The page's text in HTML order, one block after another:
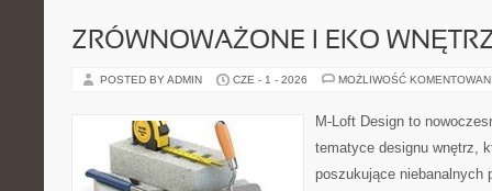
ZRÓWNOWAŻONE I EKO
POSTED BY ADMIN CZE - 1 - 2026 MOŻLIWOŚĆ
M-Loft Design to
tematyce designu wnętrz,
poszukujące niebanalnych